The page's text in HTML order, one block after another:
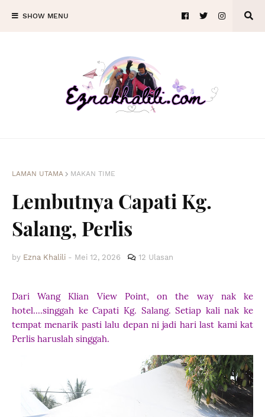
SHOW MENU
LAMAN UTAMA MAKAN TIME
Lembutnya Capati Kg.
Salang, Perlis
by Ezna Khalili - Mei 12, 2026 12 Ulasan
Dari Wang Klian View Point, on the way nak ke
hotel....singgah ke Capati Kg. Salang. Setiap kali nak ke
tempat menarik pasti lalu depan ni jadi hari last kami kat
Perlis haruslah singgah.